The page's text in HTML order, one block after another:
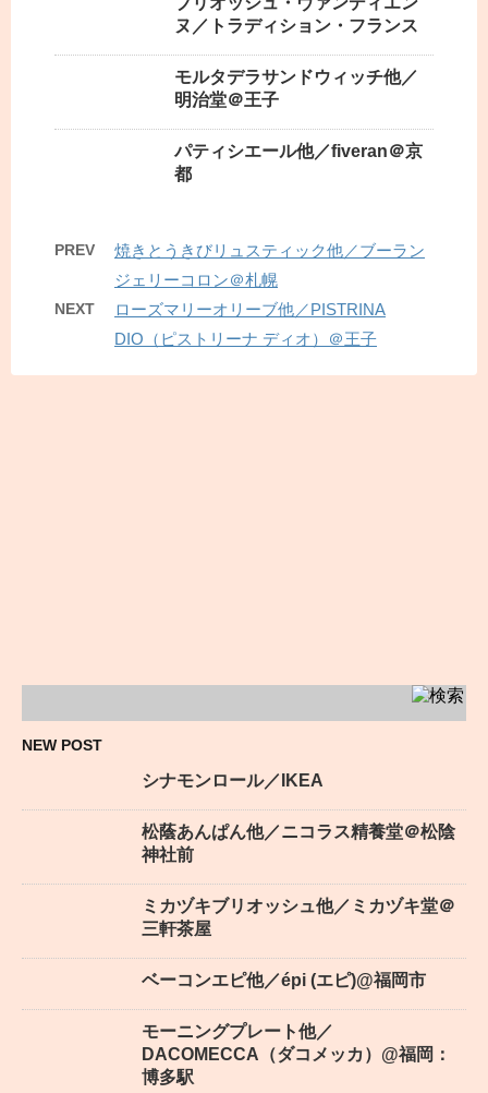
ヌ／トラディション・フランス
モルタデラサンドウィッチ他／
明治堂＠王子
パティシエール他／fiveran＠京
都
PREV
焼きとうきびリュスティック他／ブーラン
ジェリーコロン＠札幌
NEXT
ローズマリーオリーブ他／PISTRINA
DIO（ピストリーナ ディオ）＠王子
NEW POST
シナモンロール／IKEA
松蔭あんぱん他／ニコラス精養堂＠松陰
神社前
ミカヅキブリオッシュ他／ミカヅキ堂＠
三軒茶屋
ベーコンエピ他／épi (エピ)@福岡市
モーニングプレート他／
DACOMECCA（ダコメッカ）@福岡：
博多駅